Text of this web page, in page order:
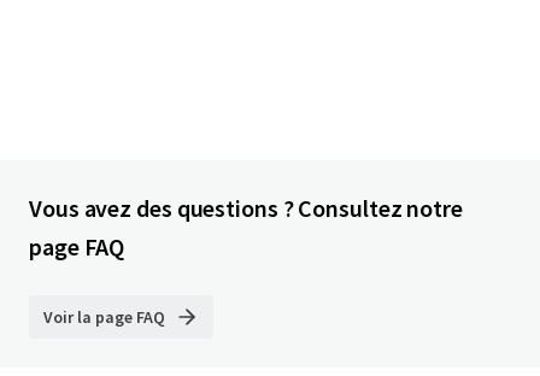
Vous avez des questions ? Consultez notre
page FAQ
Voir la page FAQ